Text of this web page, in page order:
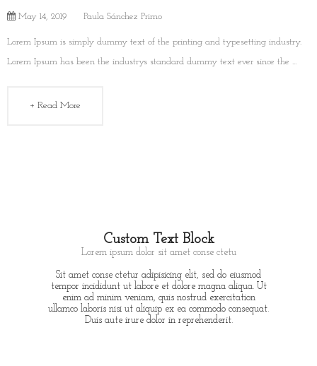
May 14, 2019 Paula Sánchez Primo
Lorem Ipsum is simply dummy text of the printing and typesetting industry.
Lorem Ipsum has been the industrys standard dummy text ever since the ...
+ Read More
Custom Text Block
Lorem ipsum dolor sit amet conse ctetu
Sit amet conse ctetur adipisicing elit, sed do eiusmod
tempor incididunt ut labore et dolore magna aliqua. Ut
enim ad minim veniam, quis nostrud exercitation
ullamco laboris nisi ut aliquip ex ea commodo consequat.
Duis aute irure dolor in reprehenderit.